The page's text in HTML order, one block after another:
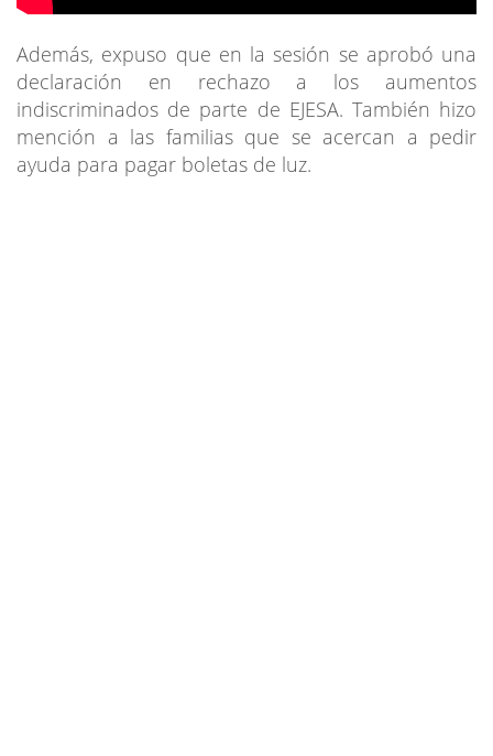
Además, expuso que en la sesión se aprobó una
declaración en rechazo a los aumentos
indiscriminados de parte de EJESA. También hizo
mención a las familias que se acercan a pedir
ayuda para pagar boletas de luz.